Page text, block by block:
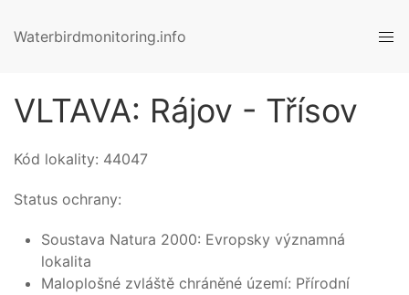
Waterbirdmonitoring.info
VLTAVA: Rájov - Třísov
Kód lokality: 44047
Status ochrany:
Soustava Natura 2000: Evropsky významná
lokalita
Maloplošné zvláště chráněné území: Přírodní